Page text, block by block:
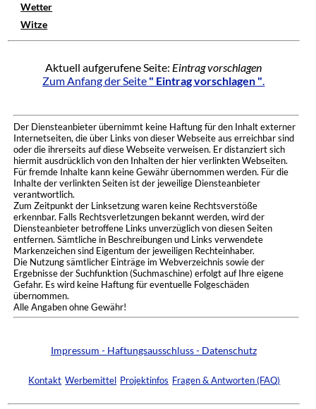
Wetter
Witze
Aktuell aufgerufene Seite: Eintrag vorschlagen
Zum Anfang der Seite " Eintrag vorschlagen ".
Der Diensteanbieter übernimmt keine Haftung für den Inhalt externer
Internetseiten, die über Links von dieser Webseite aus erreichbar sind
oder die ihrerseits auf diese Webseite verweisen. Er distanziert sich
hiermit ausdrücklich von den Inhalten der hier verlinkten Webseiten.
Für fremde Inhalte kann keine Gewähr übernommen werden. Für die
Inhalte der verlinkten Seiten ist der jeweilige Diensteanbieter
verantwortlich.
Zum Zeitpunkt der Linksetzung waren keine Rechtsverstöße
erkennbar. Falls Rechtsverletzungen bekannt werden, wird der
Diensteanbieter betroffene Links unverzüglich von diesen Seiten
entfernen. Sämtliche in Beschreibungen und Links verwendete
Markenzeichen sind Eigentum der jeweiligen Rechteinhaber.
Die Nutzung sämtlicher Einträge im Webverzeichnis sowie der
Ergebnisse der Suchfunktion (Suchmaschine) erfolgt auf Ihre eigene
Gefahr. Es wird keine Haftung für eventuelle Folgeschäden
übernommen.
Alle Angaben ohne Gewähr!
Impressum - Haftungsausschluss - Datenschutz
Kontakt Werbemittel Projektinfos Fragen & Antworten (FAQ)